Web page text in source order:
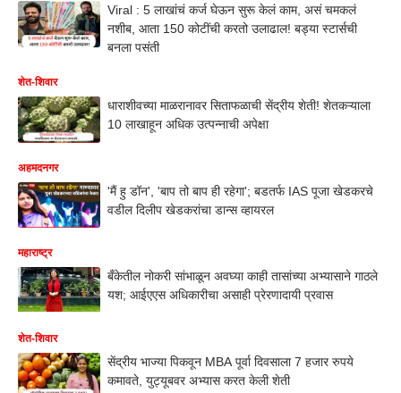
Viral : 5 लाखांचं कर्ज घेऊन सुरू केलं काम, असं चमकलं
नशीब, आता 150 कोटींची करतो उलाढाल! बड्या स्टार्सची
बनला पसंती
शेत-शिवार
धाराशीवच्या माळरानावर सिताफळाची सेंद्रीय शेती! शेतकऱ्याला
10 लाखाहून अधिक उत्पन्नाची अपेक्षा
अहमदनगर
'मैं हु डॉन', 'बाप तो बाप ही रहेगा'; बडतर्फ IAS पूजा खेडकरचे
वडील दिलीप खेडकरांचा डान्स व्हायरल
महाराष्ट्र
बँकेतील नोकरी सांभाळून अवघ्या काही तासांच्या अभ्यासाने गाठले
यश; आईएएस अधिकारीचा असाही प्रेरणादायी प्रवास
शेत-शिवार
सेंद्रीय भाज्या पिकवून MBA पूर्वा दिवसाला 7 हजार रुपये
कमावते, युट्यूबवर अभ्यास करत केली शेती